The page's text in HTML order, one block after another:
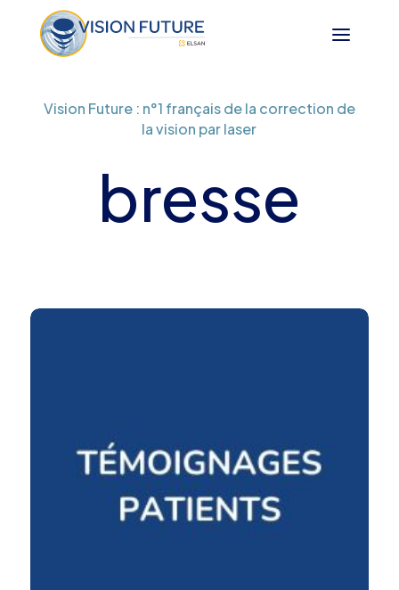
Vision Future : n°1 français de la correction de
la vision par laser
bresse